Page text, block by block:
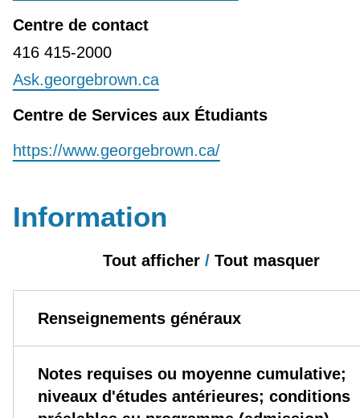
Centre de contact
416 415-2000
Ask.georgebrown.ca
Centre de Services aux Étudiants
https://www.georgebrown.ca/
Information
Tout afficher /Tout masquer
Renseignements généraux
Notes requises ou moyenne cumulative;
niveaux d'études antérieures; conditions